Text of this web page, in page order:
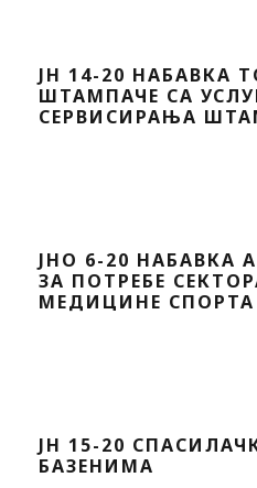
ЈН 14-20 НАБАВКА
ШТАМПАЧЕ СА
СЕРВИСИРАЊА
ЈНО 6-20 НАБАВКА
ЗА ПОТРЕБЕ
МЕДИЦИНЕ СПОРТА
ЈН 15-20
БАЗЕНИМА